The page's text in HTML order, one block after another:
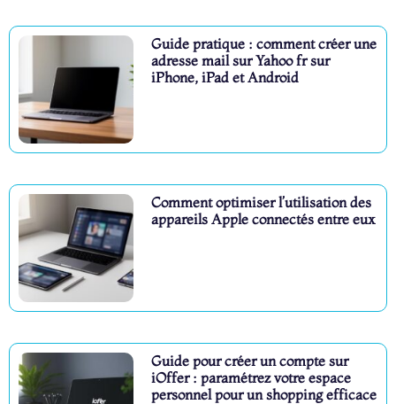
Guide pratique : comment créer une
adresse mail sur Yahoo fr sur
iPhone, iPad et Android
Comment optimiser l’utilisation des
appareils Apple connectés entre eux
Guide pour créer un compte sur
iOffer : paramétrez votre espace
personnel pour un shopping efficace